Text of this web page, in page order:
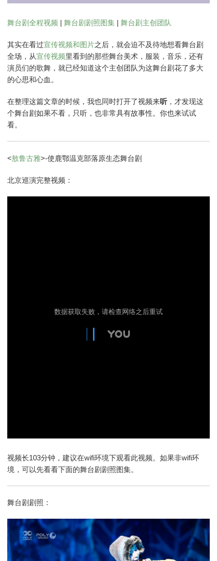
舞台剧全程视频 | 舞台剧剧照图集 | 舞台剧主创团队
其实在看过宣传视频和图片之后，就会迫不及待地想看舞台剧
全场，从宣传视频里看到的那些舞台美术，服装，音乐，还有
演员们的歌舞，就已经知道这个主创团队为这舞台剧花了多大
的心思和心血。
在整理这篇文章的时候，我也同时打开了视频来听 ，才发现这
个舞台剧如果不看，只听，也非常具有故事性。你也来试试
看。
<敖鲁古雅>-使鹿鄂温克部落原生态舞台剧
北京巡演完整视频：
视频长103分钟，建议在wifi环境下观看此视频。如果非wifi环
境，可以先看看下面的舞台剧剧照图集。
舞台剧剧照：